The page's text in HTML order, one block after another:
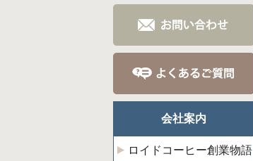
会社案内
ロイドコーヒー創業物語